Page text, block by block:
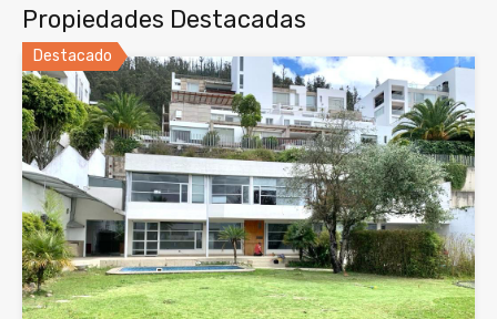
Propiedades Destacadas
Destacado